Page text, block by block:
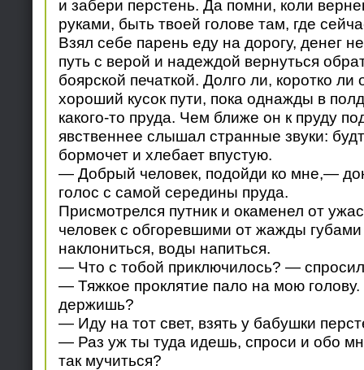
и забери перстень. Да помни, коли
руками, быть твоей голове там, где
Взял себе парень еду на дорогу, денег
путь с верой и надеждой вернуться
боярской печаткой. Долго ли, коротко
хороший кусок пути, пока однажды в
какого-то пруда. Чем ближе он к пруду
явственнее слышал странные звуки:
бормочет и хлебает впустую.
— Добрый человек, подойди ко мне,—
голос с самой середины пруда.
Присмотрелся путник и окаменел от
человек с обгоревшими от жажды губами
наклониться, воды напиться.
— Что с тобой приключилось? —
— Тяжкое проклятие пало на мою голову.
держишь?
— Иду на тот свет, взять у бабушки
— Раз уж ты туда идешь, спроси и обо
так мучиться?